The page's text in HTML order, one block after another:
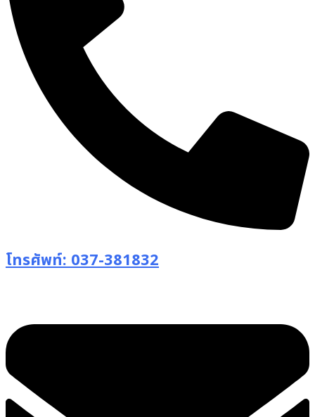
โทรศัพท์: 037-381832